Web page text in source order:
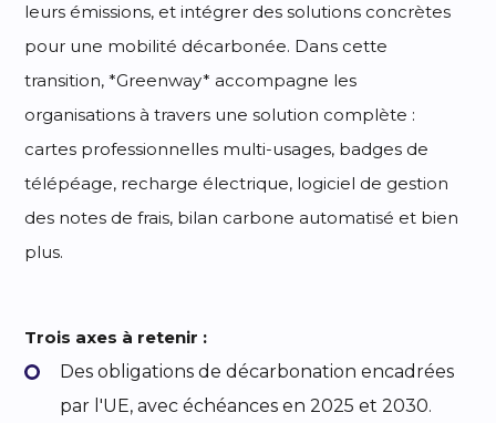
leurs émissions, et intégrer des solutions concrètes
pour une mobilité décarbonée. Dans cette
transition, *Greenway* accompagne les
organisations à travers une solution complète :
cartes professionnelles multi-usages, badges de
télépéage, recharge électrique, logiciel de gestion
des notes de frais, bilan carbone automatisé et bien
plus.
Trois axes à retenir :
Des obligations de décarbonation encadrées
par l'UE, avec échéances en 2025 et 2030.